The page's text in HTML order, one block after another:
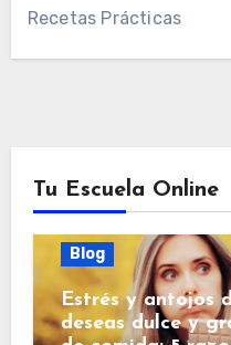
Recetas Prácticas
Tu Escuela Online
Blog
Estrés y antojos
deseas dulce y